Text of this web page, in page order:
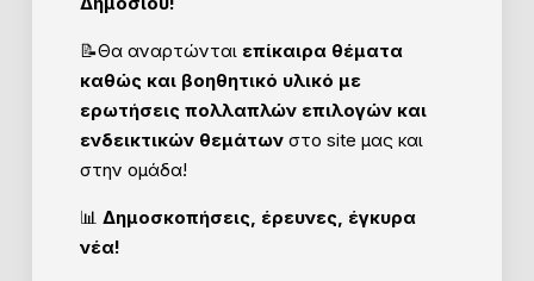
📝Θα αναρτώνται επίκαιρα θέματα
καθώς και βοηθητικό υλικό με
ερωτήσεις πολλαπλών επιλογών και
ενδεικτικών θεμάτωνστο site μας και
στην ομάδα!
📊 Δημοσκοπήσεις, έρευνες, έγκυρα
νέα!